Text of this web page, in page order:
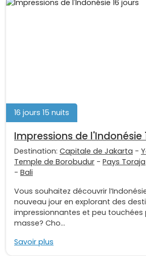
16 jours 15 nuits
Impressions de l'Indonésie
Destination: Capitale de Jakarta -
Temple de Borobudur - Pays Toraja
- Bali
Vous souhaitez découvrir
nouveau jour en explorant des
impressionnantes et peu touchées
masse? Cho...
Savoir plus